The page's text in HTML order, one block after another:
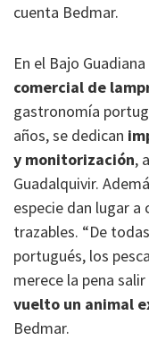
cuenta Bedmar.
En el Bajo Guadiana
comercial de
gastronomía
años, se dedican
y monitorización,
Guadalquivir.
especie dan lugar
trazables. “De
portugués, los
merece la pena
vuelto un animal
Bedmar.